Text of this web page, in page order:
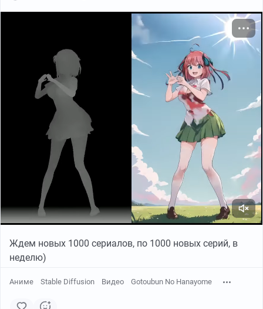
ポアメルヘン
Ждем новых 1000 сериалов, по 1000 новых серий, в
неделю)
Аниме Stable Diffusion Видео Gotoubun No Hanayome